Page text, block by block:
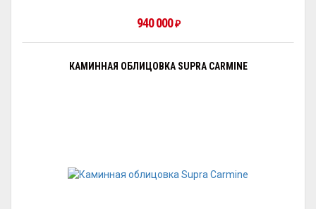
940 000₽
КАМИННАЯ ОБЛИЦОВКА SUPRA CARMINE